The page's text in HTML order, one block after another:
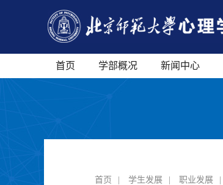
首页 学部概况 新闻中心
首页 学生发展 职业发展